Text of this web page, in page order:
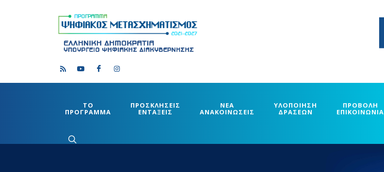
ΤΟ
ΠΡΟΓΡΑΜΜΑ
ΠΡΟΣΚΛΗΣΕΙΣ
ΕΝΤΑΞΕΙΣ
ΝΕΑ
ΑΝΑΚΟΙΝΩΣΕΙΣ
ΥΛΟΠΟΙΗΣΗ
ΔΡΑΣΕΩΝ
ΠΡΟΒΟΛΗ
ΕΠΙΚΟΙΝΩΝΙΑ